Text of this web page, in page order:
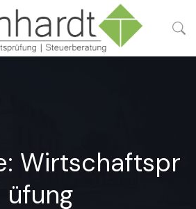
Wirtschaftspr
üfung